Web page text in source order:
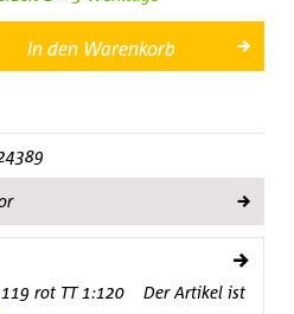
In den Warenkorb
119 rot TT 1:120 Der Artikel ist